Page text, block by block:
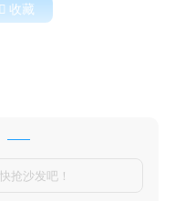
 收藏
抢沙发吧！